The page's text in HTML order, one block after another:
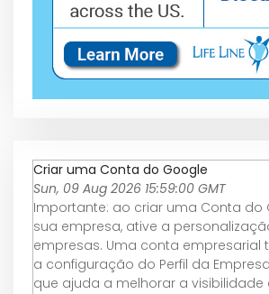
Criar uma Conta do Google
Sun, 09 Aug 2026 15:59:00 GMT
Importante: ao criar uma Conta do
sua empresa, ative a
empresas. Uma conta empresarial
a configuração do Perfil da
que ajuda a melhorar a visibilidade